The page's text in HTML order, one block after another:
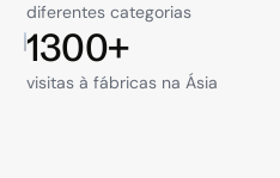
diferentes categorias
1300+
visitas à fábricas na Ásia